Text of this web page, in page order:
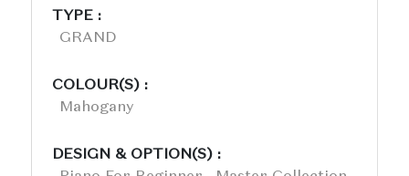
TYPE :
GRAND
COLOUR(S) :
Mahogany
DESIGN & OPTION(S) :